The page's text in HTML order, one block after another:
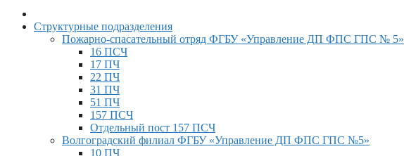
Структурные подразделения
Пожарно-спасательный отряд ФГБУ «Управление ДП ФПС ГПС № 5»
16 ПСЧ
17 ПЧ
22 ПЧ
31 ПЧ
51 ПЧ
157 ПСЧ
Отдельный пост 157 ПСЧ
Волгоградский филиал ФГБУ «Управление ДП ФПС ГПС №5»
10 ПЧ